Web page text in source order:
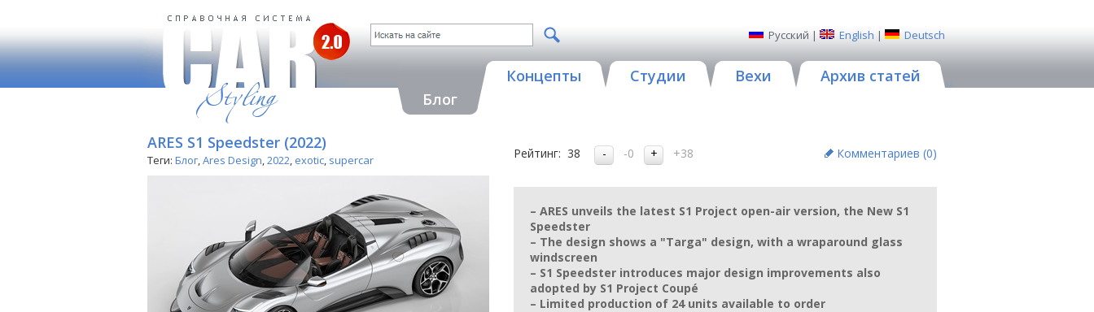
Русский | English | Deutsch
Блог
Концепты Студии Вехи Архив статей
ARES S1 Speedster (2022)
Теги: Блог,Ares Design,2022, exotic, supercar Рейтинг: 38 -0 +38 Комментариев (0)
– ARES unveils the latest S1 Project open-air version, the New S1
Speedster
– The design shows a "Targa" design, with a wraparound glass
windscreen
– S1 Speedster introduces major design improvements also
adopted by S1 Project Coupé
– Limited production of 24 units available to order